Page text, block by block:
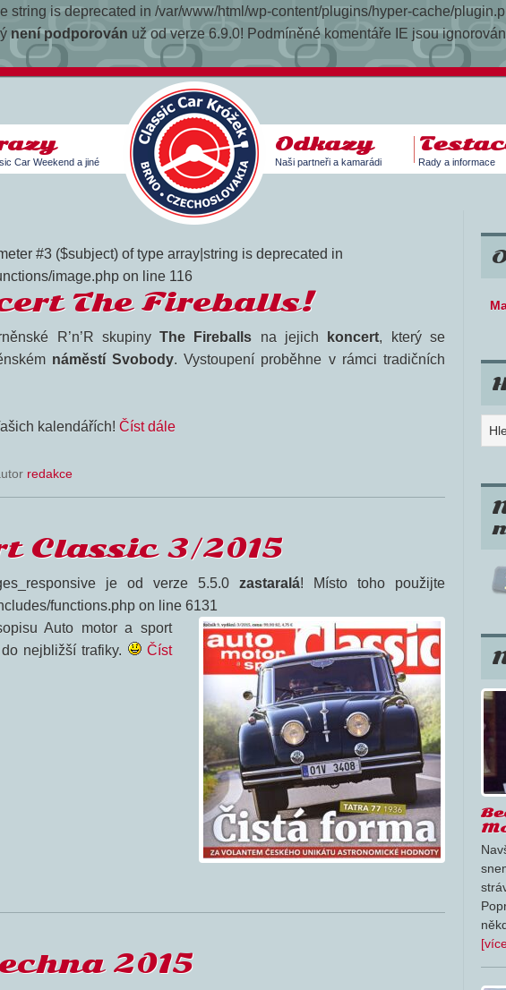
string is deprecated in /var/www/html/wp-content/plugins/hyper-cache/
není podporován už od verze 6.9.0! Podmíněné komentáře IE jsou
Car Weekend a jiné
Odkazy
Naši partneři a kamarádi Rady a informace
#3 ($subject) of type array|string is deprecated in
image.php on line 116
The Fireballs!
R’n’R skupinyThe Fireballs na jejich koncert, který se
náměstí Svobody. Vystoupení proběhne v rámci tradičních
kalendářích! Číst dále
redakce
Classic 3/2015
je od verze 5.5.0 zastaralá! Místo toho použijte
functions.php on line 6131
Auto motor a sport
nejbližší trafiky.
Číst
2015